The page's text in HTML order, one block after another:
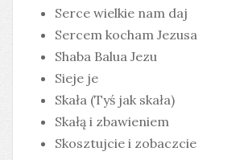
Serce wielkie nam daj
Sercem kocham Jezusa
Shaba Balua Jezu
Sieje je
Skała (Tyś jak skała)
Skałą i zbawieniem
Skosztujcie i zobaczcie